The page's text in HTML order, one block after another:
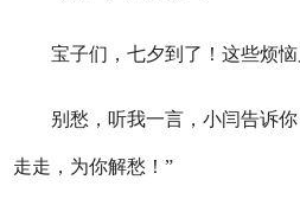
宝子们，七夕到了！这些烦恼
别愁，听我一言，小闫告诉你
走走，为你解愁！”